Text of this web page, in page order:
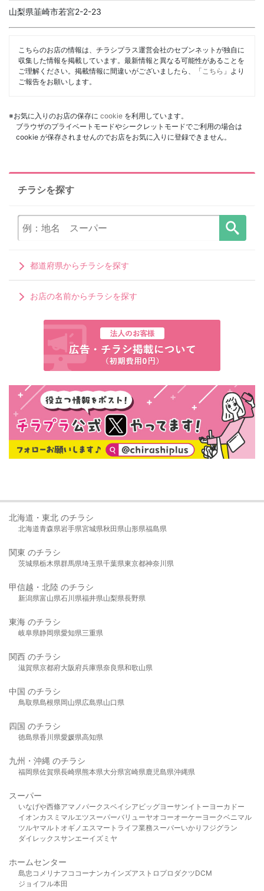
山梨県韮崎市若宮2-2-23
こちらのお店の情報は、チラシプラス運営会社のセブンネットが独自に
収集した情報を掲載しています。最新情報と異なる可能性があることを
ご理解ください。掲載情報に間違いがございましたら、「 こちら 」より
ご報告をお願いします。
※お気に入りのお店の保存に cookie を利用しています。
ブラウザのプライベートモードやシークレットモードでご利用の場合は
cookie が保存されませんのでお店をお気に入りに登録できません。
チラシを探す
都道府県からチラシを探す
お店の名前からチラシを探す
北海道・東北 のチラシ
北海道青森県岩手県宮城県秋田県山形県福島県
関東 のチラシ
茨城県栃木県群馬県埼玉県千葉県東京都神奈川県
甲信越・北陸 のチラシ
新潟県富山県石川県福井県山梨県長野県
東海 のチラシ
岐阜県静岡県愛知県三重県
関西 のチラシ
滋賀県京都府大阪府兵庫県奈良県和歌山県
中国 のチラシ
鳥取県島根県岡山県広島県山口県
四国 のチラシ
徳島県香川県愛媛県高知県
九州・沖縄 のチラシ
福岡県佐賀県長崎県熊本県大分県宮崎県鹿児島県沖縄県
スーパー
いなげや西條アマノパークスベイシア ビッグヨーサンイトーヨーカドー
イオンカスミ マルエツスーパーバリューヤオコーオーケー ヨークベニマル
ツルヤマルト オギノ エスマート ライフ業務スーパーいかり フジグラン
ダイレックスサンエーイズミヤ
ホームセンター
島忠 コメリ ナフコ コーナンカインズアストロプロダクツDCM
ジョイフル本田